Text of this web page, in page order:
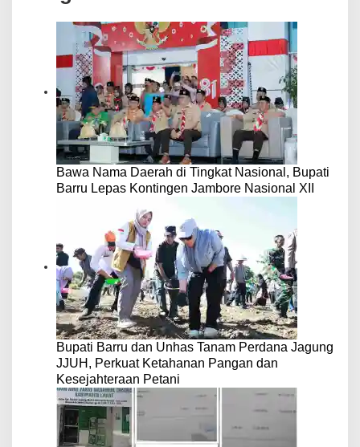
Bawa Nama Daerah di Tingkat Nasional, Bupati
Barru Lepas Kontingen Jambore Nasional XII
Bupati Barru dan Unhas Tanam Perdana Jagung
JJUH, Perkuat Ketahanan Pangan dan
Kesejahteraan Petani